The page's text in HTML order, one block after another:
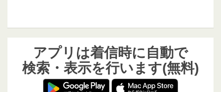
アプリは着信時に自動で
検索・表示を行います(無料)